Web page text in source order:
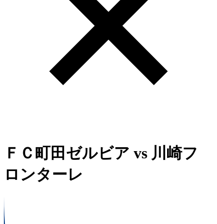
ＦＣ町田ゼルビア vs 川崎フ
ロンターレ